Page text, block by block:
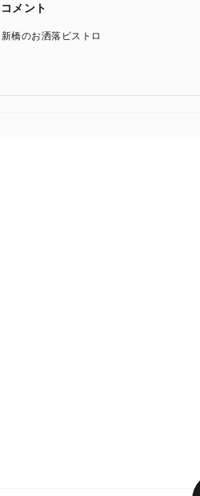
メント
橋のお洒落ビストロ